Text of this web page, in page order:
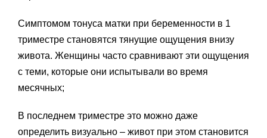
Симптомом тонуса матки при беременности в 1
триместре становятся тянущие ощущения внизу
живота. Женщины часто сравнивают эти ощущения
с теми, которые они испытывали во время
месячных;
В последнем триместре это можно даже
определить визуально – живот при этом становится